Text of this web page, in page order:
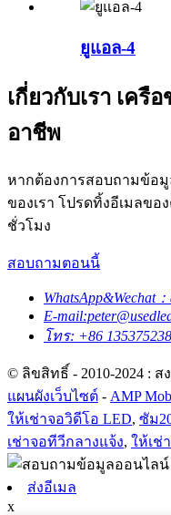
ยูแอล-4
เกี่ยวกับเรา เครื
อาชีพ
หากต้องการสอบถามข้อ
ของเรา โปรดทิ้งอีเมลขอ
ชั่วโมง
สอบถามตอนนี้
WhatsApp&Wechat
E-
โทร: +86
© ลิขสิทธิ์ - 2010-2024 :
แผนผังเว็บไซต์ - AMP
ให้เช่าจอวิดีโอ LED, ซัม
เช่าจอทีวีกลางแจ้ง, ให้เช่
ส่งอีเมล
x